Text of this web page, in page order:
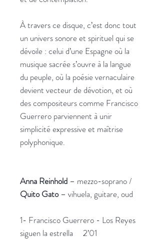
À travers ce disque, c’est donc tout
un univers sonore et spirituel qui se
dévoile : celui d’une Espagne où la
musique sacrée s’ouvre à la langue
du peuple, où la poésie vernaculaire
devient vecteur de dévotion, et où
des compositeurs comme Francisco
Guerrero parviennent à unir
simplicité expressive et maîtrise
polyphonique.
Anna Reinhold – mezzo-soprano /
Quito Gato– vihuela, guitare, oud
1- Francisco Guerrero - Los Reyes
siguen la estrella 2’01